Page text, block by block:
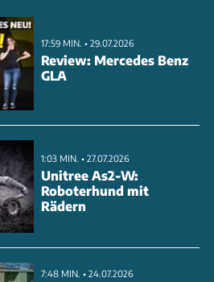
17:59 MIN. • 29.07.2026
Review: Mercedes Benz
GLA
1:03 MIN. • 27.07.2026
Unitree As2-W:
Roboterhund mit
Rädern
7:48 MIN. • 24.07.2026